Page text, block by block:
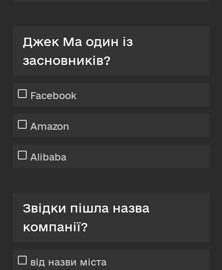
Джек Ма один із
засновників?
Facebook
Amazon
Alibaba
Звідки пішла назва
компанії?
від назви міста